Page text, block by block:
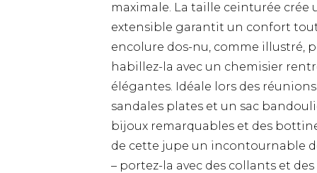
maximale. La taille ceinturée
extensible garantit un confort tout
encolure dos-nu, comme illustré,
habillez-la avec un chemisier
élégantes. Idéale lors des
sandales plates et un sac
bijoux remarquables et des
de cette jupe un incontournable
– portez-la avec des collants et